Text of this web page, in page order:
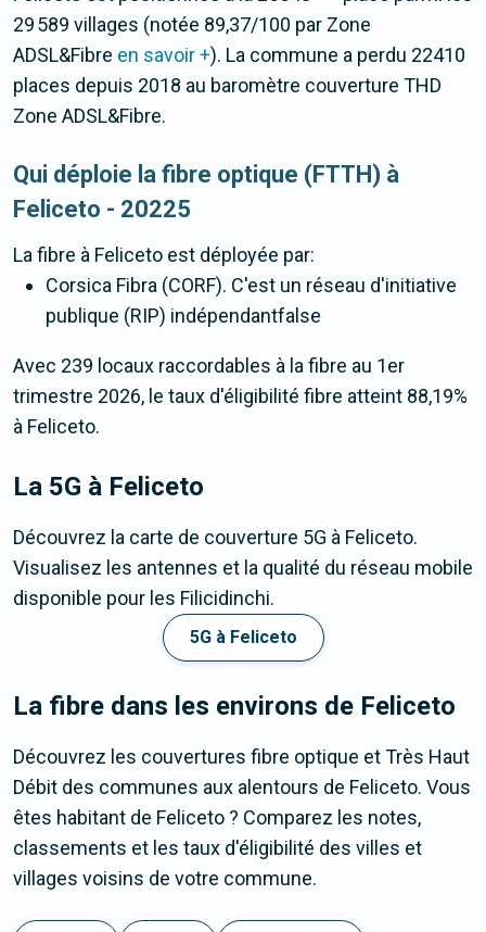
29 589 villages (notée 89,37/100 par Zone
ADSL&Fibre en savoir +). La commune a perdu 22410
places depuis 2018 au baromètre couverture THD
Zone ADSL&Fibre.
Qui déploie la fibre optique (FTTH) à
Feliceto - 20225
La fibre à Feliceto est déployée par:
Corsica Fibra (CORF). C'est un réseau d'initiative
publique (RIP) indépendantfalse
Avec 239 locaux raccordables à la fibre au 1er
trimestre 2026, le taux d'éligibilité fibre atteint 88,19%
à Feliceto.
La 5G à Feliceto
Découvrez la carte de couverture 5G à Feliceto.
Visualisez les antennes et la qualité du réseau mobile
disponible pour les Filicidinchi.
5G à Feliceto
La fibre dans les environs de Feliceto
Découvrez les couvertures fibre optique et Très Haut
Débit des communes aux alentours de Feliceto. Vous
êtes habitant de Feliceto ? Comparez les notes,
classements et les taux d'éligibilité des villes et
villages voisins de votre commune.